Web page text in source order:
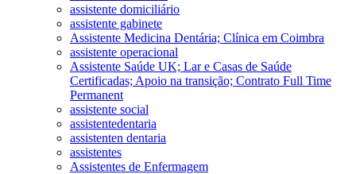
assistente domiciliário
assistente gabinete
Assistente Medicina Dentária; Clínica em Coimbra
assistente operacional
Assistente Saúde UK; Lar e Casas de Saúde
Certificadas; Apoio na transição; Contrato Full Time
Permanent
assistente social
assistentedentaria
assistenten dentaria
assistentes
Assistentes de Enfermagem